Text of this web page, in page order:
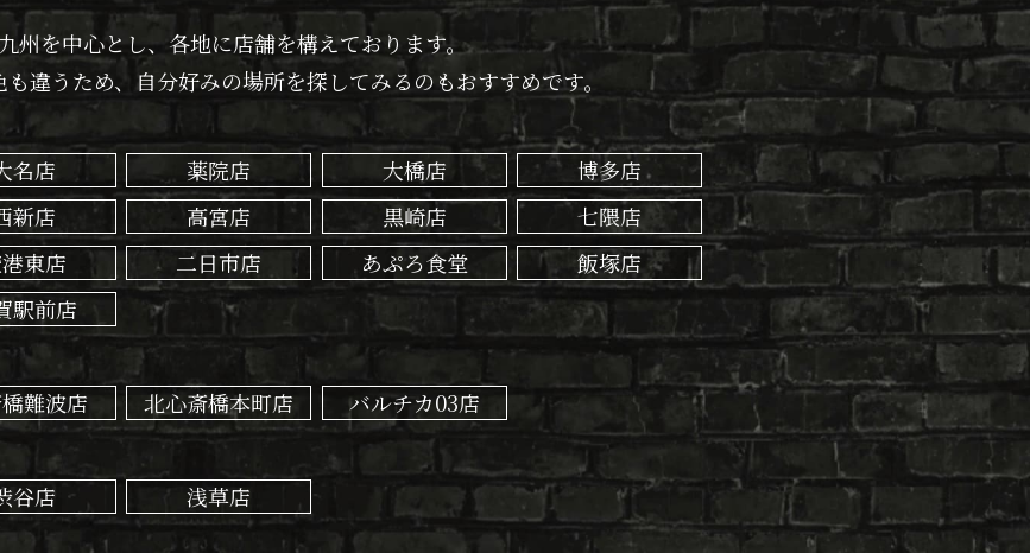
九州を中心とし、各地に店舗を構えております。
違うため、自分好みの場所を探してみるのもおすすめです。
名店 薬院店 大橋店
博多店
新店
高宮店 黒崎店
七隈店
東店
二日市店 あぷろ食堂
飯塚店
駅前店
難波店 北心斎橋本町店 バルチカ03店
谷店 浅草店